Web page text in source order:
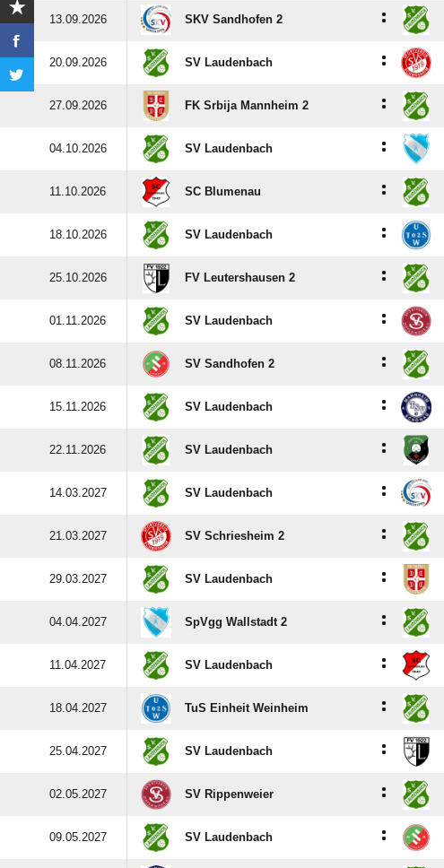
13.09.2026 SKV Sandhofen 2 :
20.09.2026 SV Laudenbach :
27.09.2026 FK Srbija Mannheim 2 :
04.10.2026 SV Laudenbach :
11.10.2026 SC Blumenau :
18.10.2026 SV Laudenbach :
25.10.2026 FV Leutershausen 2 :
01.11.2026 SV Laudenbach :
08.11.2026 SV Sandhofen 2 :
15.11.2026 SV Laudenbach :
22.11.2026 SV Laudenbach :
14.03.2027 SV Laudenbach :
21.03.2027 SV Schriesheim 2 :
29.03.2027 SV Laudenbach :
04.04.2027 SpVgg Wallstadt 2 :
11.04.2027 SV Laudenbach :
18.04.2027 TuS Einheit Weinheim :
25.04.2027 SV Laudenbach :
02.05.2027 SV Rippenweier :
09.05.2027 SV Laudenbach :